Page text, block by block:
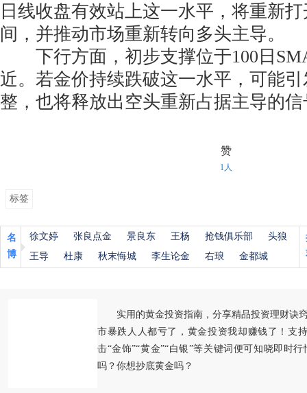
日线收盘有效站上这一水平，将重新
间，并推动市场重新转向多头主导。
下行方面，初步支撑位于100日
近。若金价持续跌破这一水平，可能
整，也将释放出空头重新占据主导的
赞
1人
标签
名
博
徐文婷 张良点金 景良东 王杨 抢钱俱乐部
头狼
王导
杜康 秋末悔城 李生论金 右琅 金都城
实用的黄金投资指南，分享精品投资理财诀
市暴跌人人都亏了，黄金投资我却赚钱了！支
击“金饰”“黄金”“白银”等关键词便可知晓即时
吗？你想抄底黄金吗？